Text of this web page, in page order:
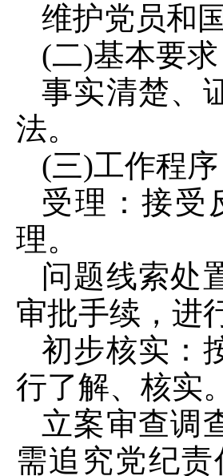
维护党员和
(二)基本要求
事实清楚、
法。
(三)工作程序
受理：接受
理。
问题线索处
审批手续，进
初步核实：
行了解、核实。
立案审查调
需追究党纪